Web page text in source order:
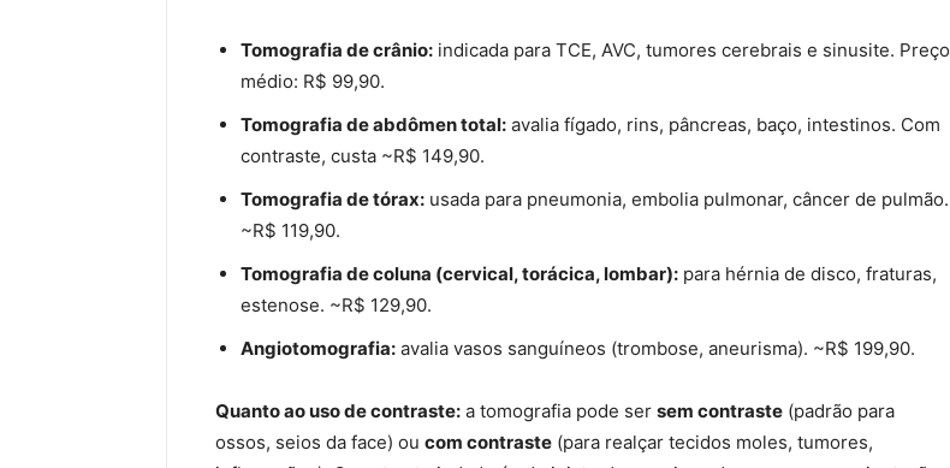
Tomografia de crânio: indicada para TCE, AVC, tumores cerebrais e sinusite. Preço
médio: R$ 99,90.
Tomografia de abdômen total: avalia fígado, rins, pâncreas, baço, intestinos. Com
contraste, custa ~R$ 149,90.
Tomografia de tórax: usada para pneumonia, embolia pulmonar, câncer de pulmão.
~R$ 119,90.
Tomografia de coluna (cervical, torácica, lombar): para hérnia de disco, fraturas,
estenose. ~R$ 129,90.
Angiotomografia: avalia vasos sanguíneos (trombose, aneurisma). ~R$ 199,90.
Quanto ao uso de contraste: a tomografia pode ser sem contraste (padrão para
ossos, seios da face) ou com contraste (para realçar tecidos moles, tumores,